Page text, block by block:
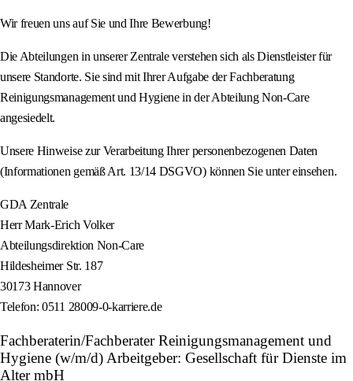
Wir freuen uns auf Sie und Ihre Bewerbung!
Die Abteilungen in unserer Zentrale verstehen sich als Dienstleister für
unsere Standorte. Sie sind mit Ihrer Aufgabe der Fachberatung
Reinigungsmanagement und Hygiene in der Abteilung Non-Care
angesiedelt.
Unsere Hinweise zur Verarbeitung Ihrer personenbezogenen Daten
(Informationen gemäß Art. 13/14 DSGVO) können Sie unter einsehen.
GDA Zentrale
Herr Mark-Erich Volker
Abteilungsdirektion Non-Care
Hildesheimer Str. 187
30173 Hannover
Telefon: 0511 28009-0-karriere.de
Fachberaterin/Fachberater Reinigungsmanagement und
Hygiene (w/m/d) Arbeitgeber: Gesellschaft für Dienste im
Alter mbH